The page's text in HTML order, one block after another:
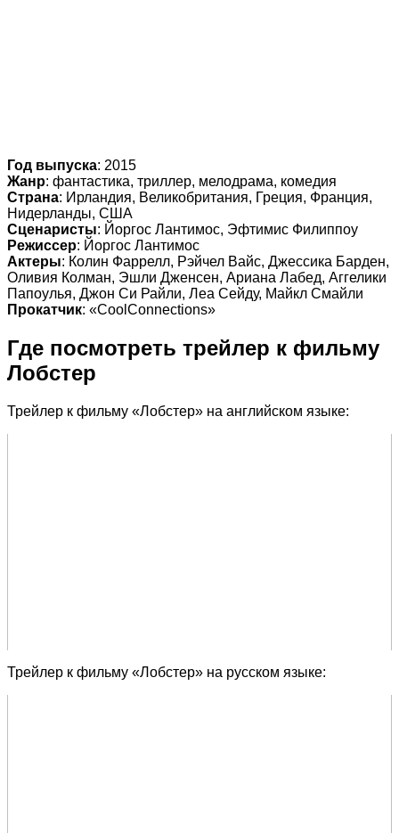
Год выпуска: 2015
Жанр: фантастика, триллер, мелодрама, комедия
Страна: Ирландия, Великобритания, Греция, Франция,
Нидерланды, США
Сценаристы: Йоргос Лантимос, Эфтимис Филиппоу
Режиссер: Йоргос Лантимос
Актеры: Колин Фаррелл, Рэйчел Вайс, Джессика Барден,
Оливия Колман, Эшли Дженсен, Ариана Лабед, Аггелики
Папоулья, Джон Си Райли, Леа Сейду, Майкл Смайли
Прокатчик: «CoolConnections»
Где посмотреть трейлер к фильму
Лобстер
Трейлер к фильму «Лобстер» на английском языке:
Трейлер к фильму «Лобстер» на русском языке: